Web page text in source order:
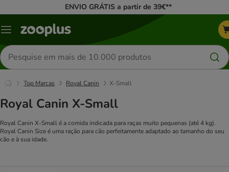
ENVIO GRÁTIS a partir de 39€**
Menu
Pesquisar
produtos
Top Marcas Royal Canin X-Small
Royal Canin X-Small
Royal Canin X-Small é a comida indicada para raças muito pequenas (até 4 kg).
Royal Canin Size é uma ração para cão perfeitamente adaptado ao tamanho do seu
cão e à sua idade.